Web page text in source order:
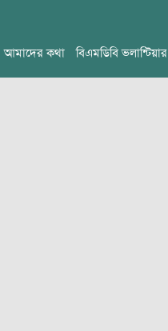
আমাদের কথা বিএমডিবি ভলান্টিয়ার